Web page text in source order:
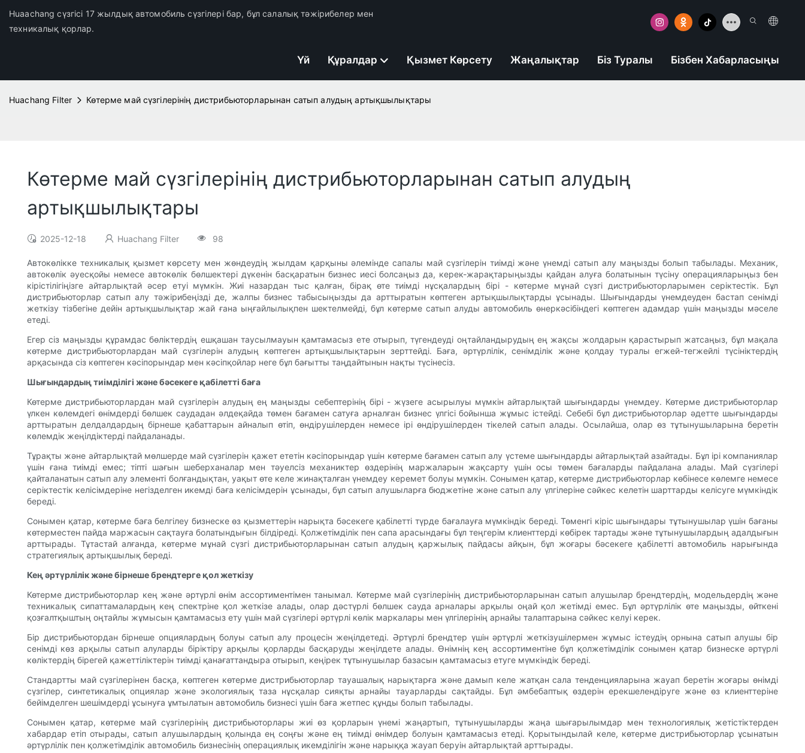
Huaachang сүзгісі 17 жылдық автомобиль сүзгілері бар, бұл салалық тәжірибелер мен
техникалық қорлар.
Үй Құралдар Қызмет Көрсету Жаңалықтар Біз Туралы Бізбен Хабарласыңы
Huachang Filter Көтерме май сүзгілерінің дистрибьюторларынан сатып алудың артықшылықтары
Көтерме май сүзгілерінің дистрибьюторларынан сатып алудың
артықшылықтары
2025-12-18 Huachang Filter 98
Автокөлікке техникалық қызмет көрсету мен жөндеудің жылдам қарқыны әлемінде сапалы май сүзгілерін тиімді және үнемді сатып алу маңызды болып табылады. Механик,
автокөлік әуесқойы немесе автокөлік бөлшектері дүкенін басқаратын бизнес иесі болсаңыз да, керек-жарақтарыңызды қайдан алуға болатынын түсіну операцияларыңыз бен
кірістілігіңізге айтарлықтай әсер етуі мүмкін. Жиі назардан тыс қалған, бірақ өте тиімді нұсқалардың бірі - көтерме мұнай сүзгі дистрибьюторларымен серіктестік. Бұл
дистрибьюторлар сатып алу тәжірибеңізді де, жалпы бизнес табысыңызды да арттыратын көптеген артықшылықтарды ұсынады. Шығындарды үнемдеуден бастап сенімді
жеткізу тізбегіне дейін артықшылықтар жай ғана ыңғайлылықпен шектелмейді, бұл көтерме сатып алуды автомобиль өнеркәсібіндегі көптеген адамдар үшін маңызды мәселе
етеді.
Егер сіз маңызды құрамдас бөліктердің ешқашан таусылмауын қамтамасыз ете отырып, түгендеуді оңтайландырудың ең жақсы жолдарын қарастырып жатсаңыз, бұл мақала
көтерме дистрибьюторлардан май сүзгілерін алудың көптеген артықшылықтарын зерттейді. Баға, әртүрлілік, сенімділік және қолдау туралы егжей-тегжейлі түсініктердің
арқасында сіз көптеген кәсіпорындар мен кәсіпқойлар неге бұл бағытты таңдайтынын нақты түсінесіз.
Шығындардың тиімділігі және бәсекеге қабілетті баға
Көтерме дистрибьюторлардан май сүзгілерін алудың ең маңызды себептерінің бірі - жүзеге асырылуы мүмкін айтарлықтай шығындарды үнемдеу. Көтерме дистрибьюторлар
үлкен көлемдегі өнімдерді бөлшек саудадан әлдеқайда төмен бағамен сатуға арналған бизнес үлгісі бойынша жұмыс істейді. Себебі бұл дистрибьюторлар әдетте шығындарды
арттыратын делдалдардың бірнеше қабаттарын айналып өтіп, өндірушілерден немесе ірі өндірушілерден тікелей сатып алады. Осылайша, олар өз тұтынушыларына беретін
көлемдік жеңілдіктерді пайдаланады.
Тұрақты және айтарлықтай мөлшерде май сүзгілерін қажет ететін кәсіпорындар үшін көтерме бағамен сатып алу үстеме шығындарды айтарлықтай азайтады. Бұл ірі компаниялар
үшін ғана тиімді емес; тіпті шағын шеберханалар мен тәуелсіз механиктер өздерінің маржаларын жақсарту үшін осы төмен бағаларды пайдалана алады. Май сүзгілері
қайталанатын сатып алу элементі болғандықтан, уақыт өте келе жинақталған үнемдеу керемет болуы мүмкін. Сонымен қатар, көтерме дистрибьюторлар көбінесе көлемге немесе
серіктестік келісімдеріне негізделген икемді баға келісімдерін ұсынады, бұл сатып алушыларға бюджетіне және сатып алу үлгілеріне сәйкес келетін шарттарды келісуге мүмкіндік
береді.
Сонымен қатар, көтерме баға белгілеу бизнеске өз қызметтерін нарықта бәсекеге қабілетті түрде бағалауға мүмкіндік береді. Төменгі кіріс шығындары тұтынушылар үшін бағаны
көтерместен пайда маржасын сақтауға болатындығын білдіреді. Қолжетімділік пен сапа арасындағы бұл теңгерім клиенттерді көбірек тартады және тұтынушылардың адалдығын
арттырады. Тұтастай алғанда, көтерме мұнай сүзгі дистрибьюторларынан сатып алудың қаржылық пайдасы айқын, бұл жоғары бәсекеге қабілетті автомобиль нарығында
стратегиялық артықшылық береді.
Кең әртүрлілік және бірнеше брендтерге қол жеткізу
Көтерме дистрибьюторлар кең және әртүрлі өнім ассортиментімен танымал. Көтерме май сүзгілерінің дистрибьюторларынан сатып алушылар брендтердің, модельдердің және
техникалық сипаттамалардың кең спектріне қол жеткізе алады, олар дәстүрлі бөлшек сауда арналары арқылы оңай қол жетімді емес. Бұл әртүрлілік өте маңызды, өйткені
қозғалтқыштың оңтайлы жұмысын қамтамасыз ету үшін май сүзгілері әртүрлі көлік маркалары мен үлгілерінің арнайы талаптарына сәйкес келуі керек.
Бір дистрибьютордан бірнеше опциялардың болуы сатып алу процесін жеңілдетеді. Әртүрлі брендтер үшін әртүрлі жеткізушілермен жұмыс істеудің орнына сатып алушы бір
сенімді көз арқылы сатып алуларды біріктіру арқылы қорларды басқаруды жеңілдете алады. Өнімнің кең ассортиментіне бұл қолжетімділік сонымен қатар бизнеске әртүрлі
көліктердің бірегей қажеттіліктерін тиімді қанағаттандыра отырып, кеңірек тұтынушылар базасын қамтамасыз етуге мүмкіндік береді.
Стандартты май сүзгілерінен басқа, көптеген көтерме дистрибьюторлар тауашалық нарықтарға және дамып келе жатқан сала тенденцияларына жауап беретін жоғары өнімді
сүзгілер, синтетикалық опциялар және экологиялық таза нұсқалар сияқты арнайы тауарларды сақтайды. Бұл әмбебаптық өздерін ерекшелендіруге және өз клиенттеріне
бейімделген шешімдерді ұсынуға ұмтылатын автомобиль бизнесі үшін баға жетпес құнды болып табылады.
Сонымен қатар, көтерме май сүзгілерінің дистрибьюторлары жиі өз қорларын үнемі жаңартып, тұтынушыларды жаңа шығарылымдар мен технологиялық жетістіктерден
хабардар етіп отырады, сатып алушылардың қолында ең соңғы және ең тиімді өнімдер болуын қамтамасыз етеді. Қорытындылай келе, көтерме дистрибьюторлар ұсынатын
әртүрлілік пен қолжетімділік автомобиль бизнесінің операциялық икемділігін және нарыққа жауап беруін айтарлықтай арттырады.